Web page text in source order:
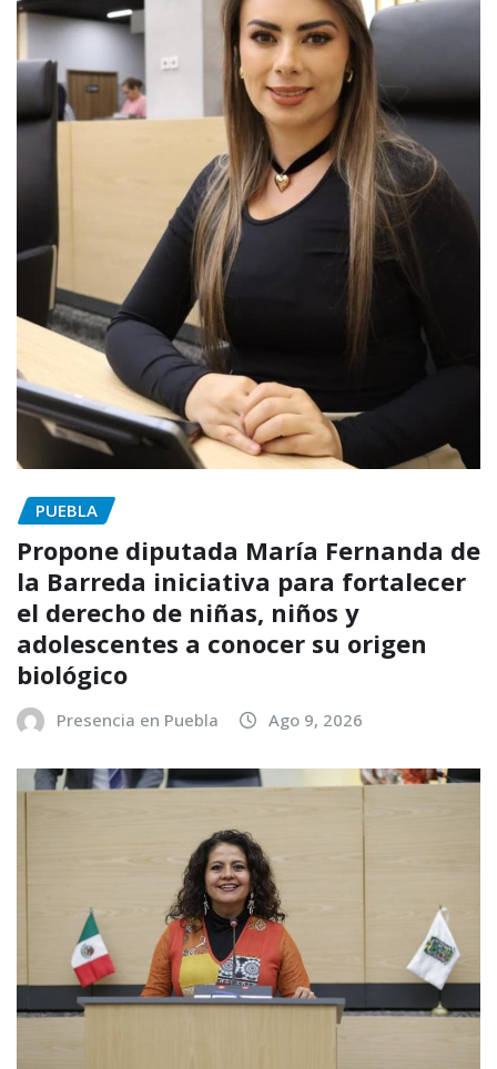
PUEBLA
Propone diputada María Fernanda de
la Barreda iniciativa para fortalecer
el derecho de niñas, niños y
adolescentes a conocer su origen
biológico
Presencia en Puebla Ago 9, 2026